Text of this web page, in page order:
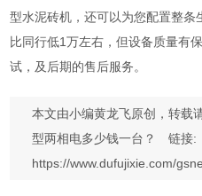
型水泥砖机，还可以为您配置整
比同行低1万左右，但设备质量有
试，及后期的售后服务。
本文由小编黄龙飞原创，转载
型两相电多少钱一台？ 链接:
https://www.dufujixie.com/